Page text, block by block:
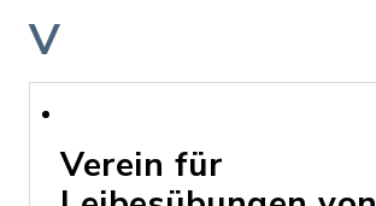
V
Verein für